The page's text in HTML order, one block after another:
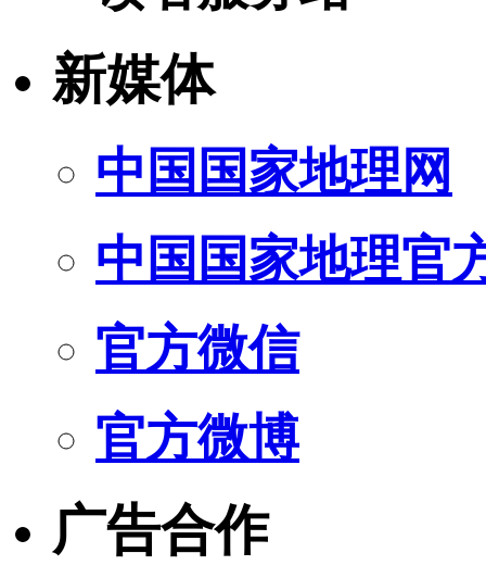
新媒体
中国国家地理网
中国国家地理官
官方微信
官方微博
广告合作